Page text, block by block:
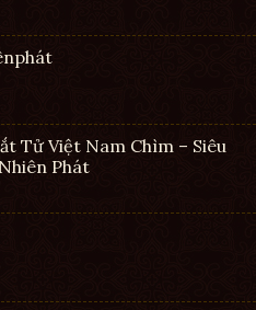
Tử Việt Nam Chìm – Siêu
Phát